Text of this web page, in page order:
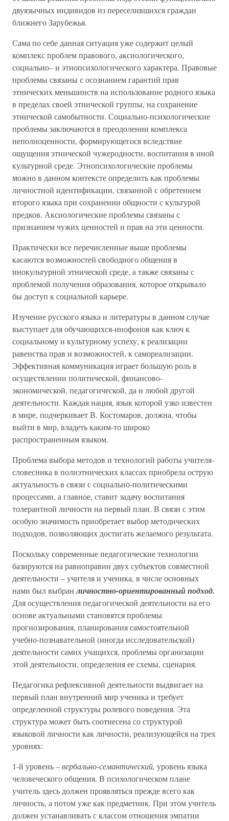
двуязычных индивидов из переселившихся граждан
ближнего Зарубежья.
Сама по себе данная ситуация уже содержит целый
комплекс проблем правового, аксиологического,
социально– и этнопсихологического характера. Правовые
проблемы связаны с осознанием гарантий прав
этнических меньшинств на использование родного языка
в пределах своей этнической группы, на сохранение
этнической самобытности. Социально-психологические
проблемы заключаются в преодолении комплекса
неполноценности, формирующегося вследствие
ощущения этнической чужеродности, воспитания в иной
культурной среде. Этнопсихологические проблемы
можно в данном контексте определить как проблемы
личностной идентификации, связанной с обретением
второго языка при сохранении общности с культурой
предков. Аксиологические проблемы связаны с
признанием чужих ценностей и прав на эти ценности.
Практически все перечисленные выше проблемы
касаются возможностей свободного общения в
инокультурной этнической среде, а также связаны с
проблемой получения образования, которое открывало
бы доступ к социальной карьере.
Изучение русского языка и литературы в данном случае
выступает для обучающихся-инофонов как ключ к
социальному и культурному успеху, к реализации
равенства прав и возможностей, к самореализации.
Эффективная коммуникация играет большую роль в
осуществлении политической, финансово-
экономической, педагогической, да и любой другой
деятельности. Каждая нация, язык которой узко известен
в мире, подчеркивает В. Костомаров, должна, чтобы
выйти в мир, владеть каким-то широко
распространенным языком.
Проблема выбора методов и технологий работы учителя-
словесника в полиэтнических классах приобрела острую
актуальность в связи с социально-политическими
процессами, а главное, ставит задачу воспитания
толерантной личности на первый план. В связи с этим
особую значимость приобретает выбор методических
подходов, позволяющих достигать желаемого результата.
Поскольку современные педагогические технологии
базируются на равноправии двух субъектов совместной
деятельности – учителя и ученика, в числе основных
нами был выбранличностно-ориентированный подход.
Для осуществления педагогической деятельности на его
основе актуальными становятся проблемы
прогнозирования, планирования самостоятельной
учебно-познавательной (иногда исследовательской)
деятельности самих учащихся, проблемы организации
этой деятельности, определения ее схемы, сценария.
Педагогика рефлексивной деятельности выдвигает на
первый план внутренний мир ученика и требует
определенной структуры ролевого поведения. Эта
структура может быть соотнесена со структурой
языковой личности как личности, реализующейся на трех
уровнях:
1-й уровень –вербально-семантический, уровень языка
человеческого общения. В психологическом плане
учитель здесь должен проявляться прежде всего как
личность, а потом уже как предметник. При этом учитель
должен устанавливать с классом отношения эмпатии